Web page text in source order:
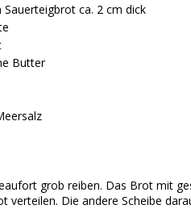
Sauerteigbrot ca. 2 cm dick
Butter
grob reiben. Das Brot mit
verteilen. Die andere Scheibe